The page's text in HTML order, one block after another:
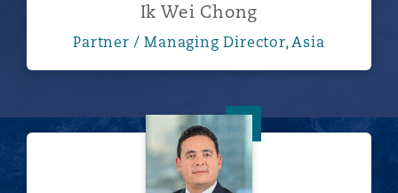
Ik Wei Chong
Partner / Managing Director, Asia
Mostafa Elsakka